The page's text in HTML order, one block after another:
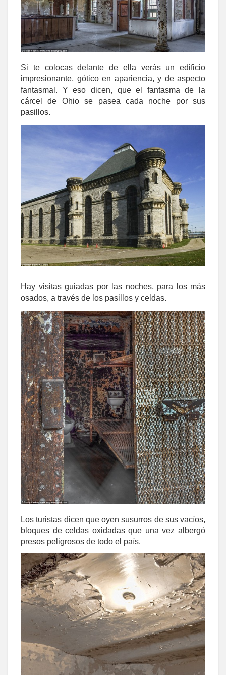
Si te colocas delante de ella verás un edificio
impresionante, gótico en apariencia, y de aspecto
fantasmal. Y eso dicen, que el fantasma de la
cárcel de Ohio se pasea cada noche por sus
pasillos.
Hay visitas guiadas por las noches, para los más
osados, a través de los pasillos y celdas.
Los turistas dicen que oyen susurros de sus vacíos,
bloques de celdas oxidadas que una vez albergó
presos peligrosos de todo el país.